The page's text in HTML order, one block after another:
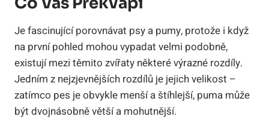
Je fascinující porovnávat psy a pumy, protože i když
na první pohled mohou vypadat velmi podobně,
existují mezi těmito zvířaty některé výrazné rozdíly.
Jedním z nejzjevnějších rozdílů je jejich velikost –
zatímco pes je obvykle menší a štíhlejší, puma může
být dvojnásobně větší a mohutnější.